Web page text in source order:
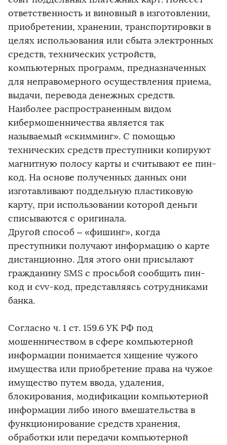
ответственность и виновный в изготовлении,
приобретении, хранении, транспортировки в
целях использования или сбыта электронных
средств, технических устройств,
компьютерных программ, предназначенных
для неправомерного осуществления приема,
выдачи, перевода денежных средств.
Наиболее распространенным видом
кибермошенничества является так
называемый «скимминг». С помощью
технических средств преступники копируют
магнитную полосу карты и считывают ее пин-
код. На основе полученных данных они
изготавливают поддельную пластиковую
карту, при использовании которой деньги
списываются с оригинала.
Другой способ – «фишинг», когда
преступники получают информацию о карте
дистанционно. Для этого они присылают
гражданину SMS с просьбой сообщить пин-
код и cvv-код, представляясь сотрудниками
банка.
Согласно ч. 1 ст. 159.6 УК РФ под
мошенничеством в сфере компьютерной
информации понимается хищение чужого
имущества или приобретение права на чужое
имущество путем ввода, удаления,
блокирования, модификации компьютерной
информации либо иного вмешательства в
функционирование средств хранения,
обработки или передачи компьютерной